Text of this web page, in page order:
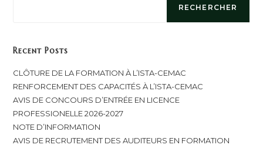
RECHERCHER
Recent Posts
CLÔTURE DE LA FORMATION À L’ISTA-CEMAC
RENFORCEMENT DES CAPACITÉS À L’ISTA-CEMAC
AVIS DE CONCOURS D’ENTRÉE EN LICENCE
PROFESSIONELLE 2026-2027
NOTE D’INFORMATION
AVIS DE RECRUTEMENT DES AUDITEURS EN FORMATION